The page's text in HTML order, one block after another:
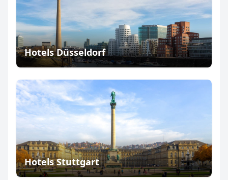
Hotels Düsseldorf
Hotels Stuttgart